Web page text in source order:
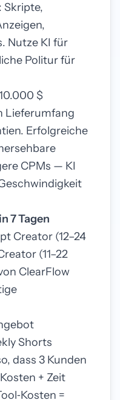
Skripte,
Nutze KI für
Politur für
$
Lieferumfang
Erfolgreiche
CPMs — KI
7 Tagen
Creator (12–24
(11–22
ClearFlow
Shorts
dass 3 Kunden
+ Zeit
=